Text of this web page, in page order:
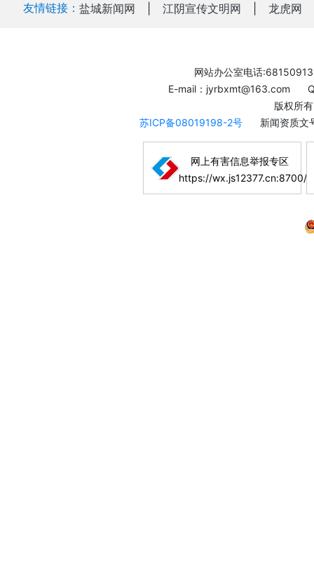
友情链接： 盐城新闻网 江阴宣传文明网 龙虎网
网站办公室电话:68150913
E-mail：jyrbxmt@163.com
版权所
苏ICP备08019198-2号
新闻资质
网上有害信息举报专区
https://wx.js12377.cn:8700/